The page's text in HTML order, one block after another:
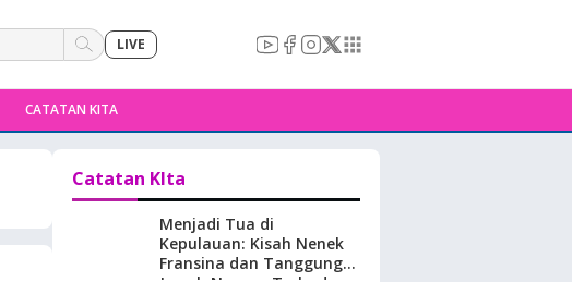
LIVE
CATATAN KITA
Catatan KIta
Menjadi Tua di
Kepulauan: Kisah Nenek
Fransina dan Tanggung